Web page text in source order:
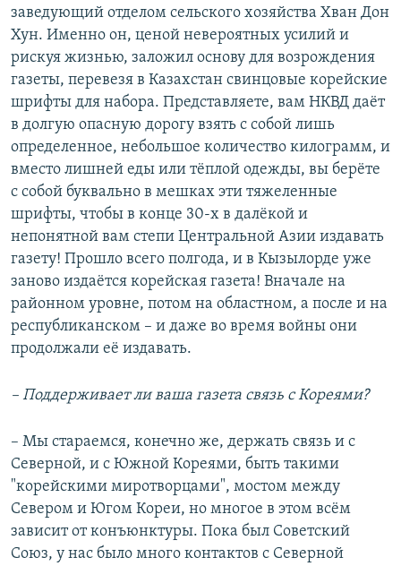
заведующий отделом сельского хозяйства Хван Дон
Хун. Именно он, ценой невероятных усилий и
рискуя жизнью, заложил основу для возрождения
газеты, перевезя в Казахстан свинцовые корейские
шрифты для набора. Представляете, вам НКВД даёт
в долгую опасную дорогу взять с собой лишь
определенное, небольшое количество килограмм, и
вместо лишней еды или тёплой одежды, вы берёте
с собой буквально в мешках эти тяжеленные
шрифты, чтобы в конце 30-х в далёкой и
непонятной вам степи Центральной Азии издавать
газету! Прошло всего полгода, и в Кызылорде уже
заново издаётся корейская газета! Вначале на
районном уровне, потом на областном, а после и на
республиканском – и даже во время войны они
продолжали её издавать.
– Поддерживает ли ваша газета связь с Кореями?
– Мы стараемся, конечно же, держать связь и с
Северной, и с Южной Кореями, быть такими
"корейскими миротворцами", мостом между
Севером и Югом Кореи, но многое в этом всём
зависит от конъюнктуры. Пока был Советский
Союз, у нас было много контактов с Северной